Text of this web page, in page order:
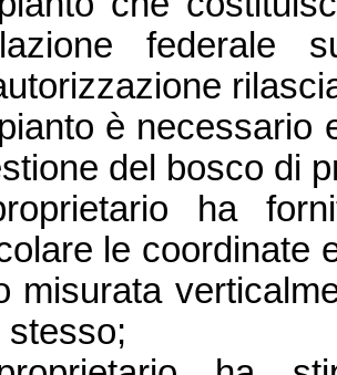
federale
è
del bosco di
ha
le coordinate
misurata
stesso;